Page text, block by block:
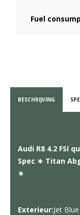
Fuel
BESCHRIJVING
Audi R8 4.2 FSI
Spec ∗ Titan
∗
Exterieur:Jet